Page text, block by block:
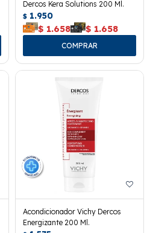
Dercos Kera Solutions 200 Ml.
$ 1.950
$ 1.658 $ 1.658
Acondicionador Vichy Dercos
Energizante 200 Ml.